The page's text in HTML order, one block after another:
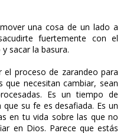
una cosa de un lado a
fuertemente con el
sacar la basura.
proceso de zarandeo para
que necesitan cambiar, sean
Es un tiempo de
su fe es desafiada. Es un
en tu vida sobre las que no
en Dios. Parece que estás